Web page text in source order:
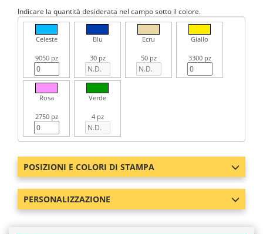
Indicare la quantità desiderata nel campo sotto il colore.
Celeste
9050 pz
Blu
30 pz
Ecru
50 pz
Giallo
3300 pz
Rosa
2750 pz
Verde
4 pz
POSIZIONI E COLORI DI STAMPA
PERSONALIZZAZIONE